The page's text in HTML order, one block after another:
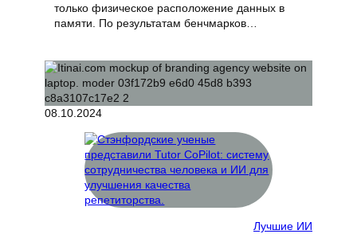
только физическое расположение данных в
памяти. По результатам бенчмарков…
08.10.2024
Лучшие ИИ